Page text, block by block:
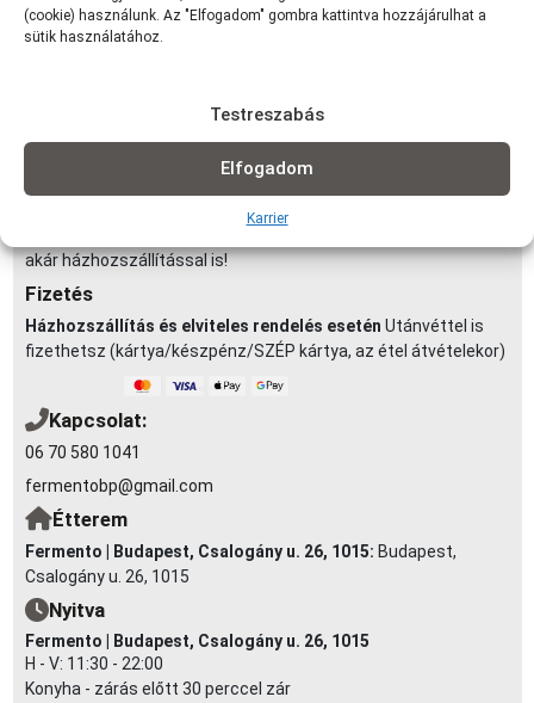
(cookie) használunk. Az "Elfogadom" gombra kattintva hozzájárulhat a
sütik használatához.
Elfogadom
Testreszabás
Karrier
7km-es körzetünkben szállítunk Wolt
futárszolgálattal: 1,5 km -ig: 490Ft | 1,5-2,5 km-ig: 790Ft | 2,5-3,5
km-ig: 990Ft | 3,5-5 km-ig: 1290Ft | 4-5 km-ig: 1490Ft | 5-6 km-ig:
1990Ft | 6-7 km-ig: 2290Ft (minimum rendelés: 3 000 Ft)
akár házhozszállítással is!
Fizetés
Házhozszállítás és elviteles rendelés esetén Utánvéttel is
fizethetsz (kártya/készpénz/SZÉP kártya, az étel átvételekor)
Kapcsolat:
06 70 580 1041
fermentobp@gmail.com
Étterem
Fermento | Budapest, Csalogány u. 26, 1015: Budapest,
Csalogány u. 26, 1015
Nyitva
Fermento | Budapest, Csalogány u. 26, 1015
H - V: 11:30 - 22:00
Konyha - zárás előtt 30 perccel zár